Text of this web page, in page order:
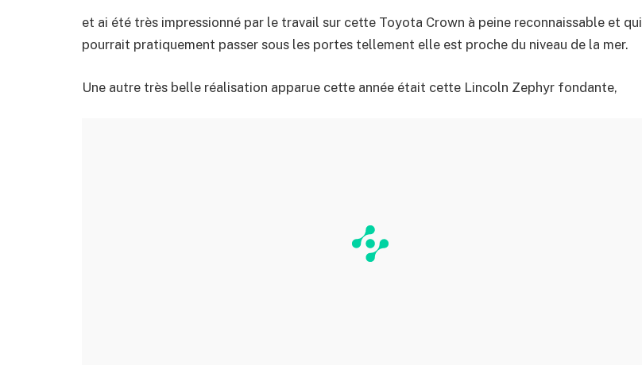
et ai été très impressionné par le travail sur cette Toyota Crown à peine reconnaissable et qui
pourrait pratiquement passer sous les portes tellement elle est proche du niveau de la mer.
Une autre très belle réalisation apparue cette année était cette Lincoln Zephyr fondante,